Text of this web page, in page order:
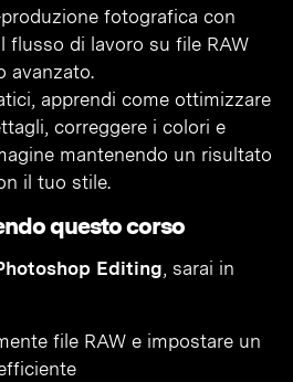
fotografica con
flusso di lavoro su file RAW
avanzato.
apprendi come ottimizzare
correggere i colori e
mantenendo un risultato
il tuo stile.
questo corso
Editing, sarai in
file RAW e impostare un